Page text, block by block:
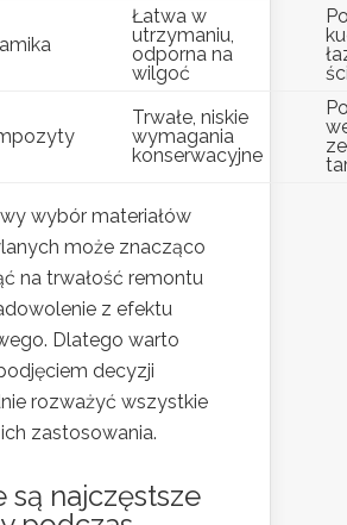
Łatwa w
utrzymaniu,
odporna na
wilgoć
Trwałe, niskie
wymagania
konserwacyjne
wybór materiałów
może znacząco
na trwałość remontu
z efektu
Dlatego warto
decyzji
rozważyć wszystkie
zastosowania.
są najczęstsze